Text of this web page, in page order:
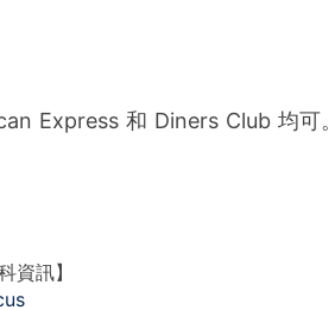
Express 和 Diners Club 均可。
資訊】